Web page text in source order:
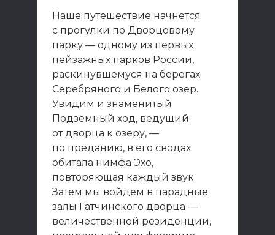
Наше путешествие начнется
с прогулки по Дворцовому
парку — одному из первых
пейзажных парков России,
раскинувшемуся на берегах
Серебряного и Белого озер.
Увидим и знаменитый
Подземный ход, ведущий
от дворца к озеру, —
по преданию, в его сводах
обитала нимфа Эхо,
повторяющая каждый звук.
Затем мы войдем в парадные
залы Гатчинского дворца —
величественной резиденции,